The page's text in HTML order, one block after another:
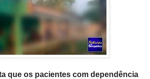
que os pacientes com dependência